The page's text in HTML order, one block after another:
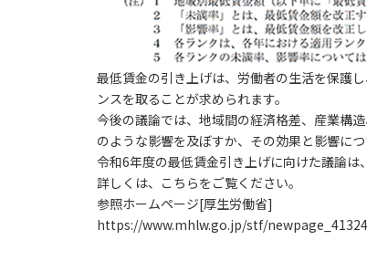
最低賃金の引き上げは、労働者の生活を保護
ンスを取ることが求められます。
今後の議論では、地域間の経済格差、産業構
のような影響を及ぼすか、その効果と影響に
令和6年度の最低賃金引き上げに向けた議論は
詳しくは、こちらをご覧ください。
参照ホームページ[厚生労働省]
https://www.mhlw.go.jp/stf/